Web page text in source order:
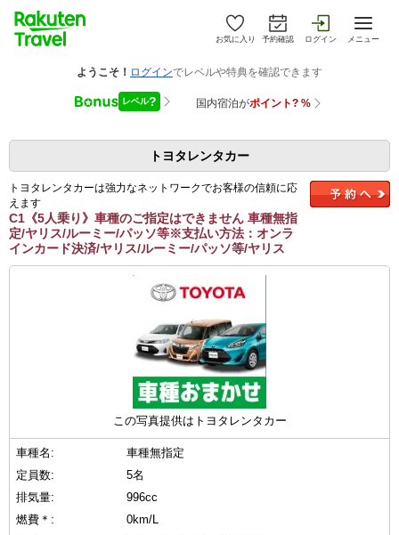
お気に入り 予約確認 ログイン メニュー
トヨタレンタカー
トヨタレンタカーは強力なネットワークでお客様の信頼に応
えます
C1《5人乗り》車種のご指定はできません 車種無指
定/ヤリス/ルーミー/パッソ等※支払い方法：オンラ
インカード決済/ヤリス/ルーミー/パッソ等/ヤリス
この写真提供はトヨタレンタカー
車種名:
車種無指定
定員数:
5名
排気量:
996cc
燃費＊:
0km/L